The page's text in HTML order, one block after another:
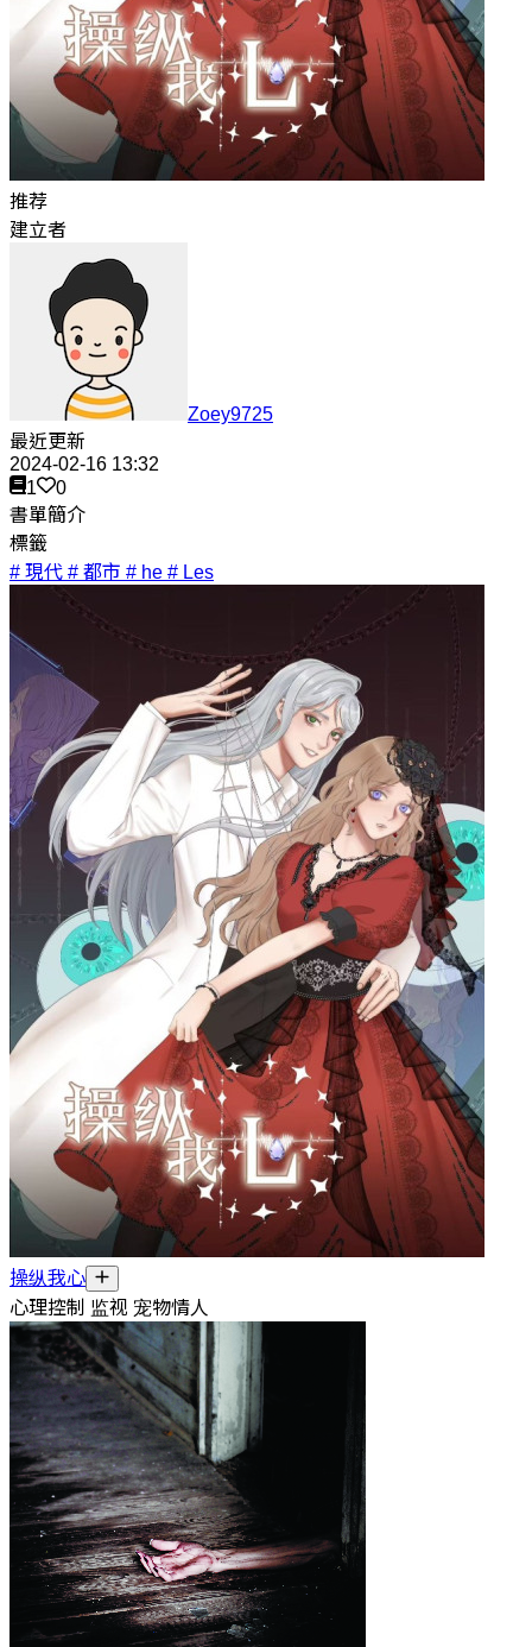
推荐
建立者
Zoey9725
最近更新
2024-02-16 13:32
1
0
書單簡介
標籤
# 現代 # 都市 # he # Les
操纵我心
心理控制 监视 宠物情人